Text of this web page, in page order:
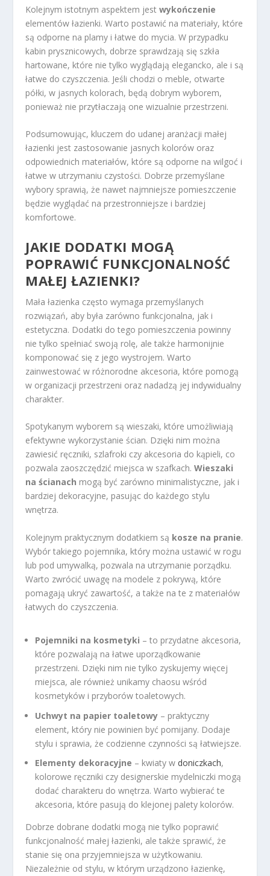
Kolejnym istotnym aspektem jestwykończenie
elementów łazienki. Warto postawić na materiały, które
są odporne na plamy i łatwe do mycia. W przypadku
kabin prysznicowych, dobrze sprawdzają się szkła
hartowane, które nie tylko wyglądają elegancko, ale i są
łatwe do czyszczenia. Jeśli chodzi o meble, otwarte
półki, w jasnych kolorach, będą dobrym wyborem,
ponieważ nie przytłaczają one wizualnie przestrzeni.
Podsumowując, kluczem do udanej aranżacji małej
łazienki jest zastosowanie jasnych kolorów oraz
odpowiednich materiałów, które są odporne na wilgoć i
łatwe w utrzymaniu czystości. Dobrze przemyślane
wybory sprawią, że nawet najmniejsze pomieszczenie
będzie wyglądać na przestronniejsze i bardziej
komfortowe.
JAKIE DODATKI MOGĄ
POPRAWIĆ FUNKCJONALNOŚĆ
MAŁEJ ŁAZIENKI?
Mała łazienka często wymaga przemyślanych
rozwiązań, aby była zarówno funkcjonalna, jak i
estetyczna. Dodatki do tego pomieszczenia powinny
nie tylko spełniać swoją rolę, ale także harmonijnie
komponować się z jego wystrojem. Warto
zainwestować w różnorodne akcesoria, które pomogą
w organizacji przestrzeni oraz nadadzą jej indywidualny
charakter.
Spotykanym wyborem są wieszaki, które umożliwiają
efektywne wykorzystanie ścian. Dzięki nim można
zawiesić ręczniki, szlafroki czy akcesoria do kąpieli, co
pozwala zaoszczędzić miejsca w szafkach.Wieszaki
na ścianach mogą być zarówno minimalistyczne, jak i
bardziej dekoracyjne, pasując do każdego stylu
wnętrza.
Kolejnym praktycznym dodatkiem są kosze na pranie.
Wybór takiego pojemnika, który można ustawić w rogu
lub pod umywalką, pozwala na utrzymanie porządku.
Warto zwrócić uwagę na modele z pokrywą, które
pomagają ukryć zawartość, a także na te z materiałów
łatwych do czyszczenia.
Pojemniki na kosmetyki – to przydatne akcesoria,
które pozwalają na łatwe uporządkowanie
przestrzeni. Dzięki nim nie tylko zyskujemy więcej
miejsca, ale również unikamy chaosu wśród
kosmetyków i przyborów toaletowych.
Uchwyt na papier toaletowy – praktyczny
element, który nie powinien być pomijany. Dodaje
stylu i sprawia, że codzienne czynności są łatwiejsze.
Elementy dekoracyjne – kwiaty w doniczkach,
kolorowe ręczniki czy designerskie mydelniczki mogą
dodać charakteru do wnętrza. Warto wybierać te
akcesoria, które pasują do klejonej palety kolorów.
Dobrze dobrane dodatki mogą nie tylko poprawić
funkcjonalność małej łazienki, ale także sprawić, że
stanie się ona przyjemniejsza w użytkowaniu.
Niezależnie od stylu, w którym urządzono łazienkę,